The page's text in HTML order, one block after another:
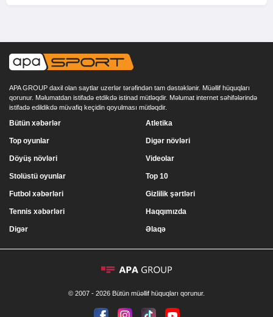
APA GROUP daxil olan saytlar uzerlər tərəfindən tam dəstəklənir. Müəllif hüquqları
qorunur. Məlumatdan istifadə etdikdə istinad mütləqdir. Məlumat internet səhifələrində
istifadə edildikdə müvafiq keçidin qoyulması mütləqdir.
Bütün xəbərlər
Top oyunlar
Döyüş növləri
Stolüstü oyunlar
Atletika
Digər növləri
Videolar
Top 10
Futbol xəbərləri
Tennis xəbərləri
Digər
Gizlilik şərtləri
Haqqımızda
Əlaqə
© 2007 - 2026 Bütün müəllif hüquqları qorunur.